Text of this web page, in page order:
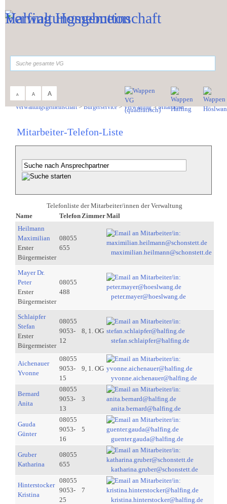
A A A
Verwaltungsgemeinschaft>Bürgerservice>Verwaltung>Mitarbeiter
Mitarbeiter-Telefon-Liste
Telefonliste der Mitarbeiter/innen der Verwaltung
Name
Telefon ZimmerMail
Heilmann
Maximilian
Erster
Bürgermeister
08055
655
maximilian.heilmann@schonstett.de
Mayer Dr.
Peter
Erster
Bürgermeister
08055
488
peter.mayer@hoeslwang.de
Schlaipfer
Stefan
Erster
Bürgermeister
08055
9053-
12
8, 1. OG
stefan.schlaipfer@halfing.de
Aichenauer
Yvonne
08055
9053-
15
9, 1. OG
yvonne.aichenauer@halfing.de
Bernard
Anita
08055
9053-
13
3
anita.bernard@halfing.de
Gauda
Günter
08055
9053-
16
5
guenter.gauda@halfing.de
Gruber
Katharina
08055
655
katharina.gruber@schonstett.de
Hinterstocker
Kristina
08055
9053-
25
7
kristina.hinterstocker@halfing.de